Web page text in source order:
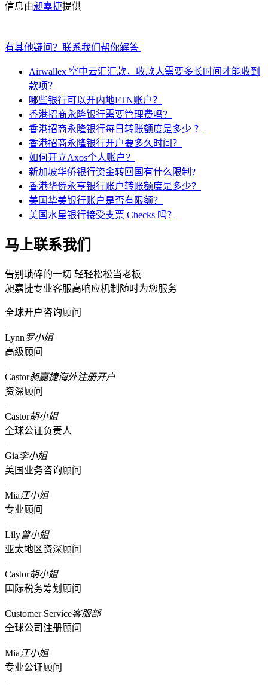
信息由昶嘉捷提供
有其他疑问？联系我们帮你解答
Airwallex 空中云汇汇款，收款人需要多长时间才能收到
款项？
哪些银行可以开内地FTN账户？
香港招商永隆银行需要管理费吗？
香港招商永隆银行每日转账额度是多少 ？
香港招商永隆银行开户要多久时间？
如何开立Axos个人账户？
新加坡华侨银行资金转回国有什么限制?
香港华侨永亨银行账户转账额度是多少？
美国华美银行账户是否有限额？
美国水星银行接受支票 Checks 吗？
马上联系我们
告别琐碎的一切 轻轻松松当老板
昶嘉捷专业客服高响应机制随时为您服务
全球开户咨询顾问
Lynn罗小姐
高级顾问
Castor昶嘉捷海外注册开户
资深顾问
Castor胡小姐
全球公证负责人
Gia李小姐
美国业务咨询顾问
Mia江小姐
专业顾问
Lily曾小姐
亚太地区资深顾问
Castor胡小姐
国际税务筹划顾问
Customer Service客服部
全球公司注册顾问
Mia江小姐
专业公证顾问